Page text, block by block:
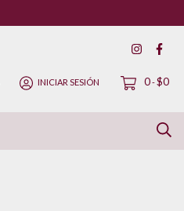
INICIAR SESIÓN 0-$0